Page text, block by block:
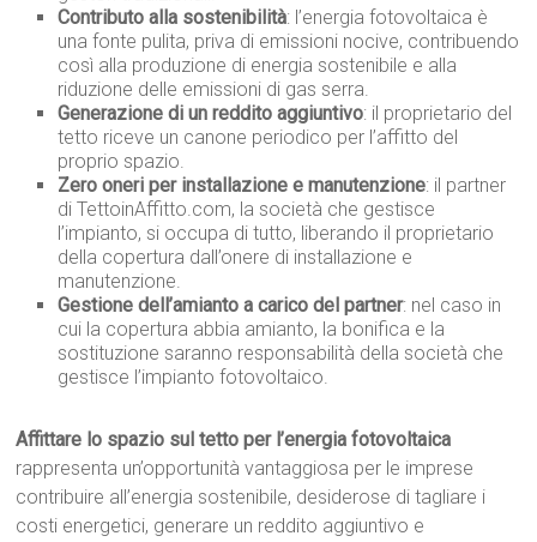
Contributo alla sostenibilità: l’energia fotovoltaica è
una fonte pulita, priva di emissioni nocive, contribuendo
così alla produzione di energia sostenibile e alla
riduzione delle emissioni di gas serra.
Generazione di un reddito aggiuntivo: il proprietario del
tetto riceve un canone periodico per l’affitto del
proprio spazio.
Zero oneri per installazione e manutenzione: il partner
di TettoinAffitto.com, la società che gestisce
l’impianto, si occupa di tutto, liberando il proprietario
della copertura dall’onere di installazione e
manutenzione.
Gestione dell’amianto a carico del partner: nel caso in
cui la copertura abbia amianto, la bonifica e la
sostituzione saranno responsabilità della società che
gestisce l’impianto fotovoltaico.
Affittare lo spazio sul tetto per l’energia fotovoltaica
rappresenta un’opportunità vantaggiosa per le imprese
contribuire all’energia sostenibile, desiderose di tagliare i
costi energetici, generare un reddito aggiuntivo e